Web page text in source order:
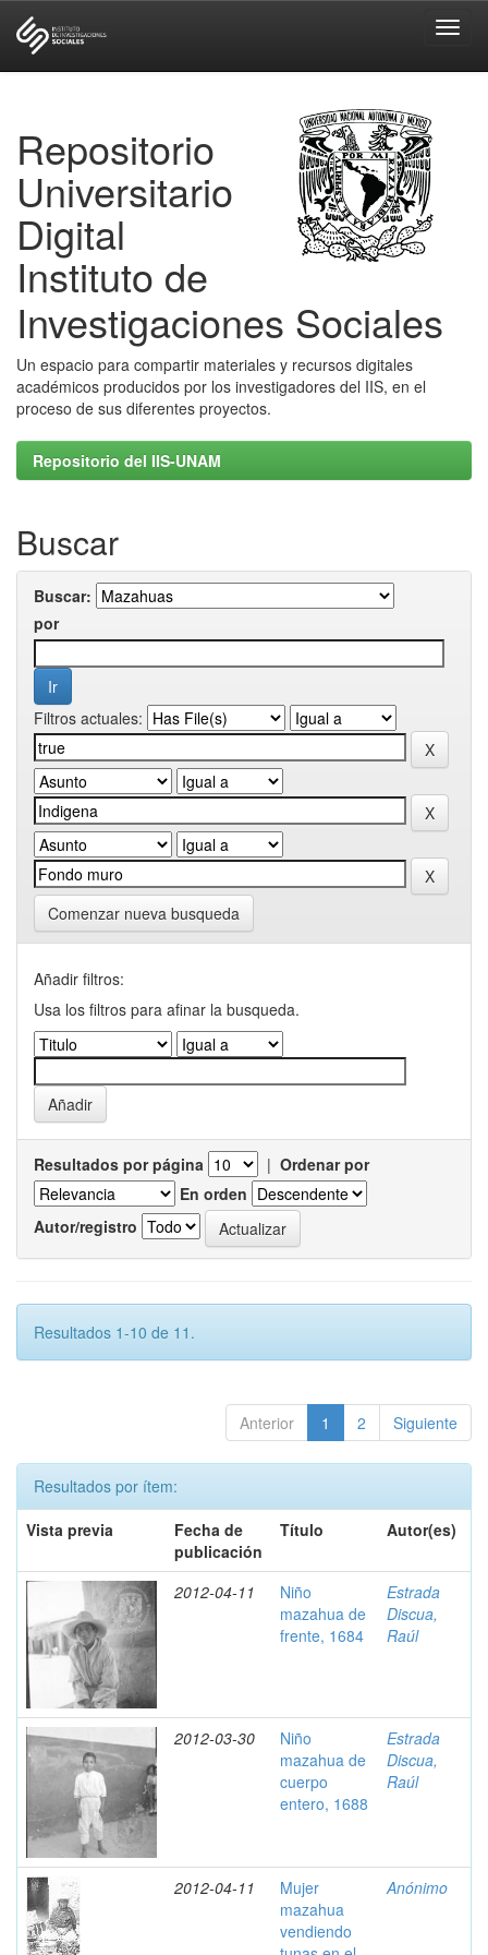
Repositorio
Universitario
Digital
Instituto de
Investigaciones Sociales
Un espacio para compartir materiales y recursos digitales
académicos producidos por los investigadores del IIS, en el
proceso de sus diferentes proyectos.
Repositorio del IIS-UNAM
Buscar
Buscar:
por
Filtros actuales:
Comenzar nueva busqueda
Añadir filtros:
Usa los filtros para afinar la busqueda.
Resultados por página | Ordenar por
En orden
Autor/registro
Resultados 1-10 de 11.
Anterior 1 2 Siguiente
Resultados por ítem:
Vista previa
Fecha de
publicación
Título Autor(es)
2012-04-11
Niño
mazahua de
frente, 1684
Estrada
Discua,
Raúl
2012-03-30
Niño
mazahua de
cuerpo
entero, 1688
Estrada
Discua,
Raúl
2012-04-11
Mujer
mazahua
vendiendo
Anónimo